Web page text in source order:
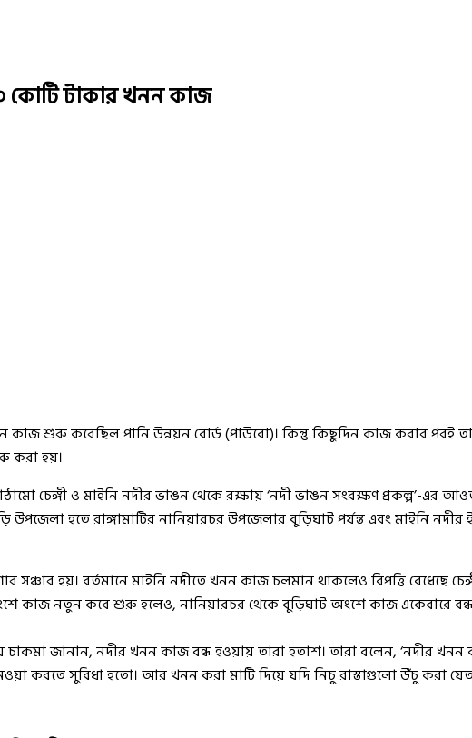
কোটি টাকার খনন কাজ
কাজ শুরু করেছিল পানি উন্নয়ন বোর্ড (পাউবো)। কিন্তু কিছুদিন কাজ করার পরই তা
করা হয়।
চেঙ্গী ও মাইনি নদীর ভাঙন থেকে রক্ষায় ‘নদী ভাঙন সংরক্ষণ প্রকল্প’-
উপজেলা হতে রাঙ্গামাটির নানিয়ারচর উপজেলার বুড়িঘাট পর্যন্ত এবং মাইনি
হয়। বর্তমানে মাইনি নদীতে খনন কাজ চলমান থাকলেও বিপত্তি বেধেছে
কাজ নতুন করে শুরু হলেও, নানিয়ারচর থেকে বুড়িঘাট অংশে কাজ একেবারে
চাকমা জানান, নদীর খনন কাজ বন্ধ হওয়ায় তারা হতাশ। তারা বলেন, ‘নদীর
করতে সুবিধা হতো। আর খনন করা মাটি দিয়ে যদি নিচু রাস্তাগুলো উঁচু করা